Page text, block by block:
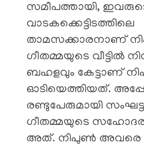
സമീപത്തായി,
വാടകക്കെട്ടിടത്തിലെ
താമസക്കാരനാണ്
ഗീതമ്മയുടെ വീട്ടിൽ
ബഹളവും കേട്ടാണ്
ഓടിയെത്തിയത്. അപ്പോൾ
രണ്ടുപേരുമായി
ഗീതമ്മയുടെ
അത്. നിപുൺ അവരെ